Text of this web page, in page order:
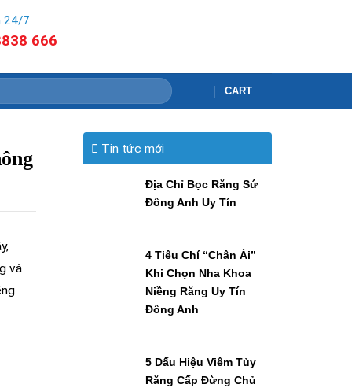
24/7
666
CART
và
Tin tức mới
Địa Chỉ Bọc Răng Sứ
Đông Anh Uy Tín
4 Tiêu Chí “Chân Ái”
Khi Chọn Nha Khoa
Niềng Răng Uy Tín
Đông Anh
5 Dấu Hiệu Viêm Tủy
Răng Cấp Đừng Chủ